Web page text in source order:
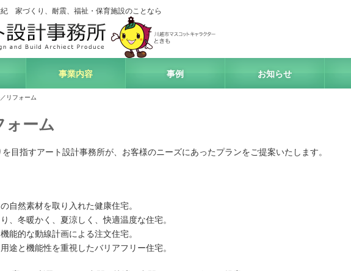
家づくり、耐震、福祉・保育施設のことなら
事業内容 事例 お知らせ
リフォーム
ォーム
目指すアート設計事務所が、お客様のニーズにあったプランをご提案いたします。
自然素材を取り入れた健康住宅。
、冬暖かく、夏涼しく、快適温度な住宅。
能的な動線計画による注文住宅。
途と機能性を重視したバリアフリー住宅。